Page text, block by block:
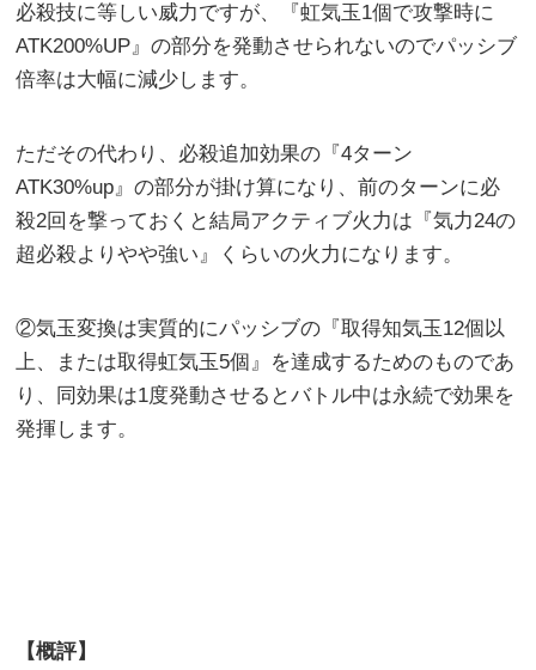
必殺技に等しい威力ですが、『虹気玉1個で攻撃時に
ATK200%UP』の部分を発動させられないのでパッシブ
倍率は大幅に減少します。
ただその代わり、必殺追加効果の『4ターン
ATK30%up』の部分が掛け算になり、前のターンに必
殺2回を撃っておくと結局アクティブ火力は『気力24の
超必殺よりやや強い』くらいの火力になります。
②気玉変換は実質的にパッシブの『取得知気玉12個以
上、または取得虹気玉5個』を達成するためのものであ
り、同効果は1度発動させるとバトル中は永続で効果を
発揮します。
【概評】